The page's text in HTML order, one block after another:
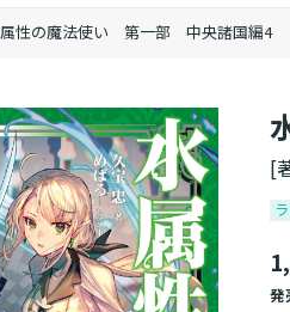
性の魔法使い 第一部 中央諸国編4
[
発